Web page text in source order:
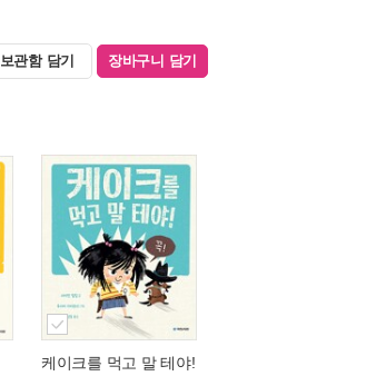
보관함 담기 장바구니 담기
케이크를 먹고 말 테야!